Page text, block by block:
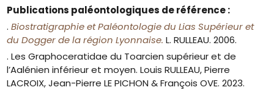
Publications paléontologiques de référence :
.Biostratigraphie et Paléontologie du Lias Supérieur et
du Dogger de la région Lyonnaise.L. RULLEAU. 2006.
. Les Graphoceratidae du Toarcien supérieur et de
l’Aalénien inférieur et moyen. Louis RULLEAU, Pierre
LACROIX, Jean-Pierre LE PICHON & François OVE. 2023.